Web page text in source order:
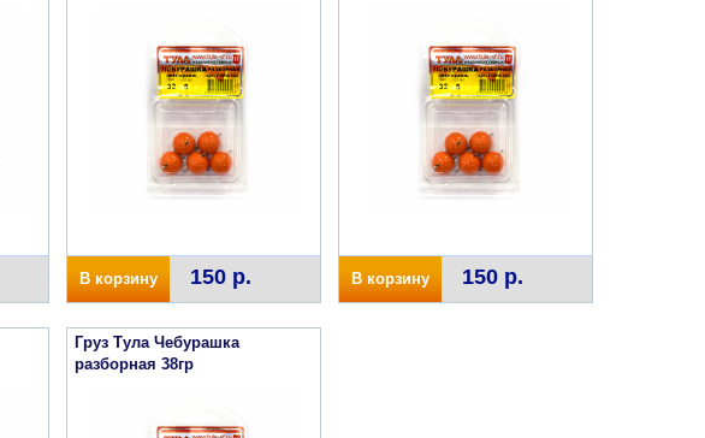
В корзину 150 р. В корзину 150 р.
Груз Тула Чебурашка
разборная 38гр